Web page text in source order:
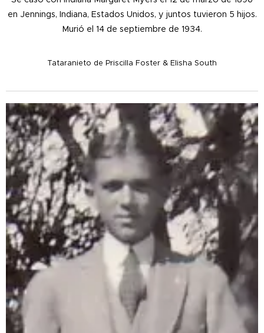
en Jennings, Indiana, Estados Unidos, y juntos tuvieron 5 hijos.
Murió el 14 de septiembre de 1934.
Tataranieto de Priscilla Foster & Elisha South